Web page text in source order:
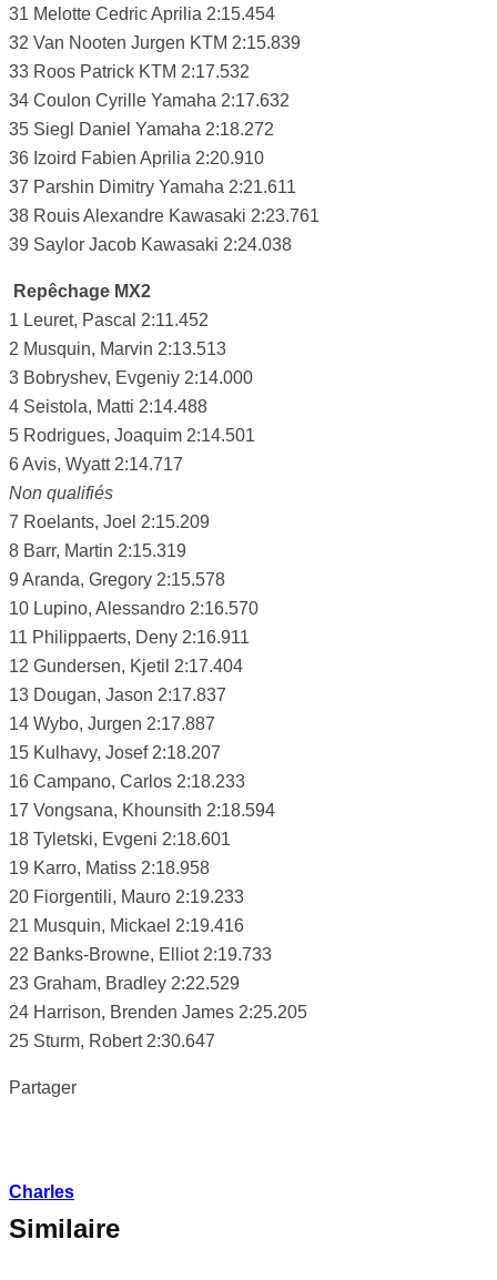
31 Melotte Cedric Aprilia 2:15.454
32 Van Nooten Jurgen KTM 2:15.839
33 Roos Patrick KTM 2:17.532
34 Coulon Cyrille Yamaha 2:17.632
35 Siegl Daniel Yamaha 2:18.272
36 Izoird Fabien Aprilia 2:20.910
37 Parshin Dimitry Yamaha 2:21.611
38 Rouis Alexandre Kawasaki 2:23.761
39 Saylor Jacob Kawasaki 2:24.038
Repêchage MX2
1 Leuret, Pascal 2:11.452
2 Musquin, Marvin 2:13.513
3 Bobryshev, Evgeniy 2:14.000
4 Seistola, Matti 2:14.488
5 Rodrigues, Joaquim 2:14.501
6 Avis, Wyatt 2:14.717
Non qualifiés
7 Roelants, Joel 2:15.209
8 Barr, Martin 2:15.319
9 Aranda, Gregory 2:15.578
10 Lupino, Alessandro 2:16.570
11 Philippaerts, Deny 2:16.911
12 Gundersen, Kjetil 2:17.404
13 Dougan, Jason 2:17.837
14 Wybo, Jurgen 2:17.887
15 Kulhavy, Josef 2:18.207
16 Campano, Carlos 2:18.233
17 Vongsana, Khounsith 2:18.594
18 Tyletski, Evgeni 2:18.601
19 Karro, Matiss 2:18.958
20 Fiorgentili, Mauro 2:19.233
21 Musquin, Mickael 2:19.416
22 Banks-Browne, Elliot 2:19.733
23 Graham, Bradley 2:22.529
24 Harrison, Brenden James 2:25.205
25 Sturm, Robert 2:30.647
Partager
Charles
Similaire